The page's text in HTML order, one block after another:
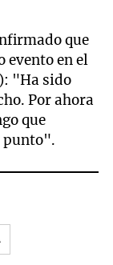
que
evento en el
"Ha sido
Por ahora
que
punto".